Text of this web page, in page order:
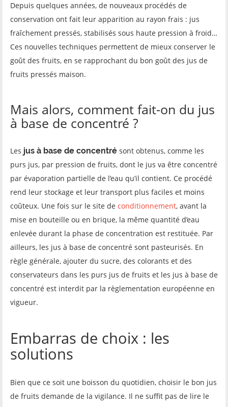
Depuis quelques années, de nouveaux procédés de
conservation ont fait leur apparition au rayon frais : jus
fraîchement pressés, stabilisés sous haute pression à froid…
Ces nouvelles techniques permettent de mieux conserver le
goût des fruits, en se rapprochant du bon goût des jus de
fruits pressés maison.
Mais alors, comment fait-on du jus
à base de concentré ?
Les jus à base de concentré sont obtenus, comme les
purs jus, par pression de fruits, dont le jus va être concentré
par évaporation partielle de l’eau qu’il contient. Ce procédé
rend leur stockage et leur transport plus faciles et moins
coûteux. Une fois sur le site de conditionnement, avant la
mise en bouteille ou en brique, la même quantité d’eau
enlevée durant la phase de concentration est restituée. Par
ailleurs, les jus à base de concentré sont pasteurisés. En
règle générale, ajouter du sucre, des colorants et des
conservateurs dans les purs jus de fruits et les jus à base de
concentré est interdit par la règlementation européenne en
vigueur.
Embarras de choix : les
solutions
Bien que ce soit une boisson du quotidien, choisir le bon jus
de fruits demande de la vigilance. Il ne suffit pas de lire le